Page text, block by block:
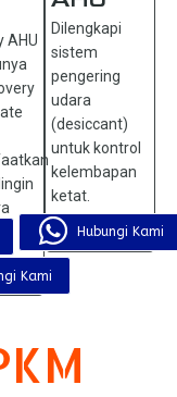
AHU
Kami
Dilengkapi
sistem
pengering
udara
(desiccant)
untuk kontrol
kelembapan
ketat.
Hubungi Kami